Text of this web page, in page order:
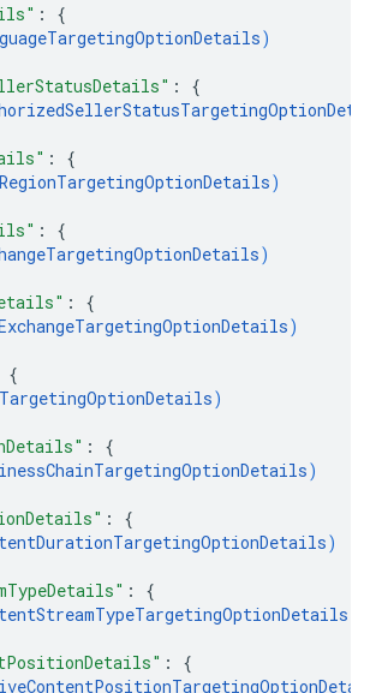
: {
)
: {
: {
)
: {
)
: {
)
{
)
: {
)
: {
)
: {
: {